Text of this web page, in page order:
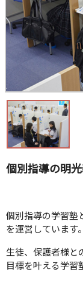
個別指導の明光
個別指導の学習塾
を運営しています。
生徒、保護者様と
目標を叶える学習